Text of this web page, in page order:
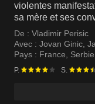
violentes
sa mère et ses
De : Vladimir Perisic
Avec : Jovan Ginic,
Pays : France, Serbie
P. S.